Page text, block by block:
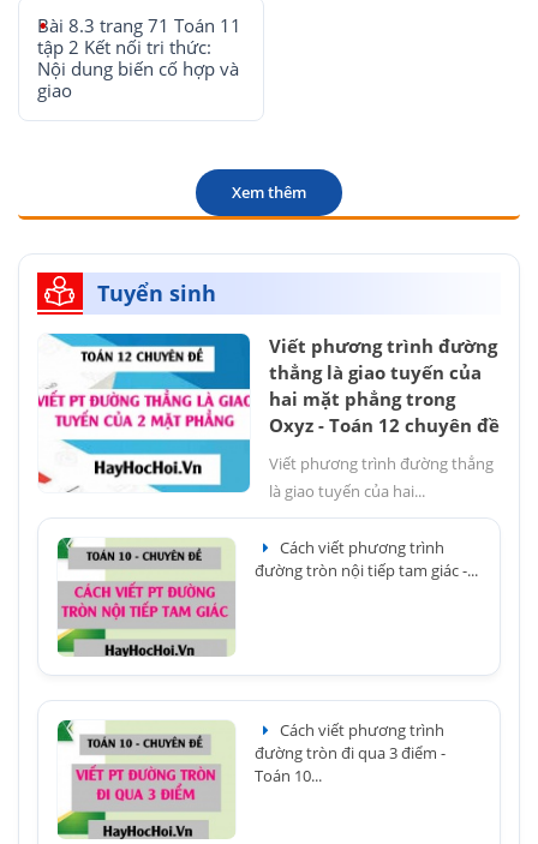
Bài 8.3 trang 71 Toán 11
tập 2 Kết nối tri thức:
Nội dung biến cố hợp và
giao
Xem thêm
Tuyển sinh
Viết phương trình đường
thẳng là giao tuyến của
hai mặt phẳng trong
Oxyz - Toán 12 chuyên đề
Viết phương trình đường thẳng
là giao tuyến của hai...
Cách viết phương trình
đường tròn nội tiếp tam giác -...
Cách viết phương trình
đường tròn đi qua 3 điểm -
Toán 10...